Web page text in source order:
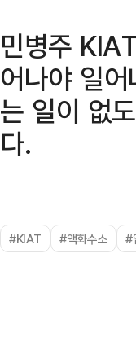
민병주
어나야 일
는 일이 없
다.
#KIAT #액화수소 #